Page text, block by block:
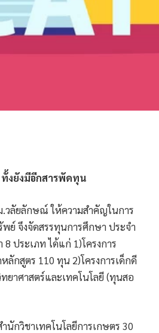
งยังมีอีกสารพัดทุน
.วลัยลักษณ์ ให้ความสำคัญในการ
ย์ จึงจัดสรรทุนการศึกษา ประจำ
ประเภท ได้แก่ 1)โครงการ
กสูตร 110 ทุน 2)โครงการเด็กดี
ยาศาสตร์และเทคโนโลยี (ทุนสอ
นักวิชาเทคโนโลยีการเกษตร 30